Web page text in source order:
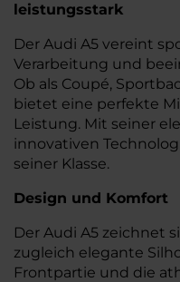
leistungsstark
Der Audi A5 vereint
Verarbeitung und
Ob als Coupé,
bietet eine perfekte
Leistung. Mit seiner
innovativen
seiner Klasse.
Design und Komfort
Der Audi A5 zeichnet
zugleich elegante
Frontpartie und die